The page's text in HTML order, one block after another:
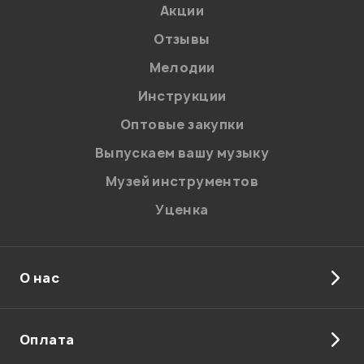
Акции
Отзывы
Мелодии
Инструкции
Оптовые закупки
Выпускаем вашу музыку
Музей инструментов
Уценка
О нас
Оплата